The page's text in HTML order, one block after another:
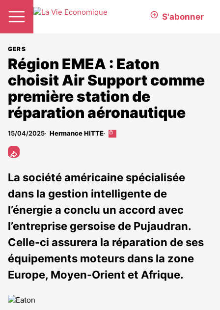
S'abonner
GERS
Région EMEA : Eaton
choisit Air Support comme
première station de
réparation aéronautique
15/04/2025 Hermance HITTE
Cet
aux
abonnés
La société américaine spécialisée
dans la gestion intelligente de
l’énergie a conclu un accord avec
l’entreprise gersoise de Pujaudran.
Celle-ci assurera la réparation de ses
équipements moteurs dans la zone
Europe, Moyen-Orient et Afrique.